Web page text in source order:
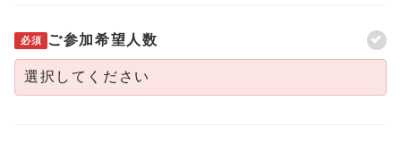
必須 ご参加希望人数